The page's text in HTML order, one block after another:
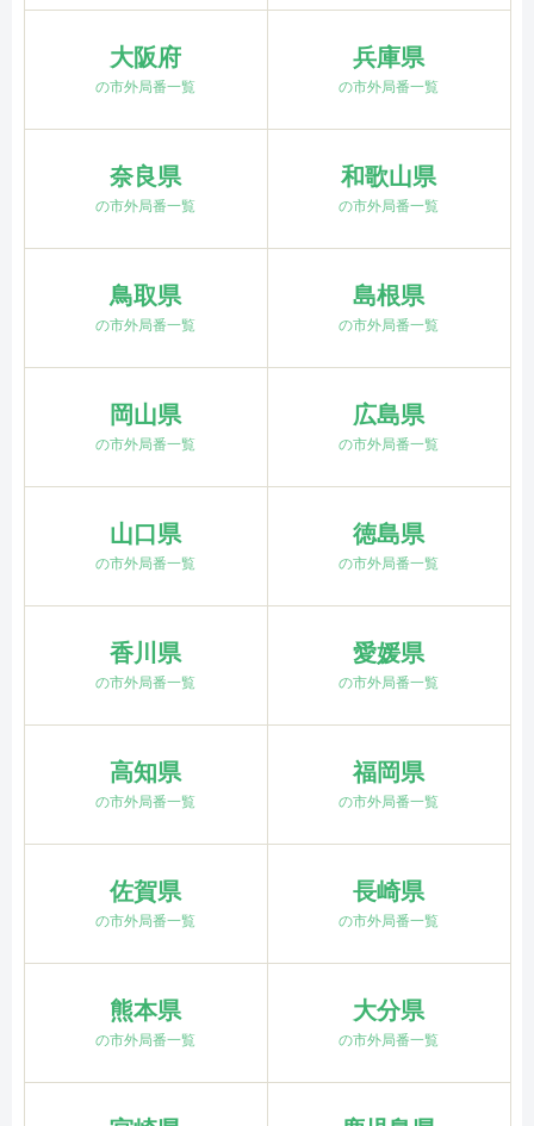
大阪府
の市外局番一覧
兵庫県
の市外局番一覧
奈良県
の市外局番一覧
和歌山県
の市外局番一覧
鳥取県
の市外局番一覧
島根県
の市外局番一覧
岡山県
の市外局番一覧
広島県
の市外局番一覧
山口県
の市外局番一覧
徳島県
の市外局番一覧
香川県
の市外局番一覧
愛媛県
の市外局番一覧
高知県
の市外局番一覧
福岡県
の市外局番一覧
佐賀県
の市外局番一覧
長崎県
の市外局番一覧
熊本県
の市外局番一覧
大分県
の市外局番一覧